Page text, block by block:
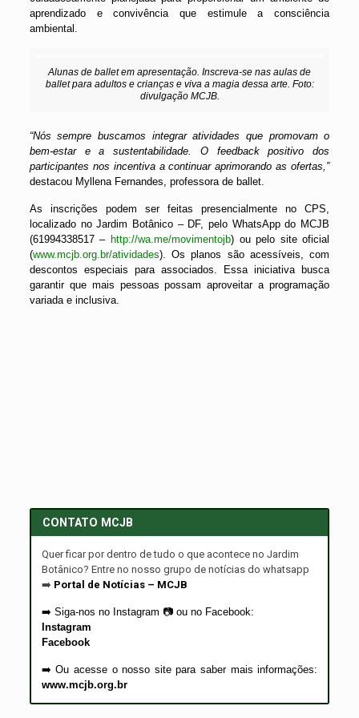
aprendizado e convivência que estimule a consciência
ambiental.
Alunas de ballet em apresentação. Inscreva-se nas aulas de
ballet para adultos e crianças e viva a magia dessa arte. Foto:
divulgação MCJB.
“Nós sempre buscamos integrar atividades que promovam o
bem-estar e a sustentabilidade. O feedback positivo dos
participantes nos incentiva a continuar aprimorando as ofertas,”
destacou Myllena Fernandes, professora de ballet.
As inscrições podem ser feitas presencialmente no CPS,
localizado no Jardim Botânico – DF, pelo WhatsApp do MCJB
(61994338517 – http://wa.me/movimentojb) ou pelo site oficial
(www.mcjb.org.br/atividades). Os planos são acessíveis, com
descontos especiais para associados. Essa iniciativa busca
garantir que mais pessoas possam aproveitar a programação
variada e inclusiva.
CONTATO MCJB
Quer ficar por dentro de tudo o que acontece no Jardim
Botânico? Entre no nosso grupo de notícias do whatsapp
➡️ Portal de Notícias – MCJB
➡️ Siga-nos no Instagram 📷 ou no Facebook:
Instagram
Facebook
➡️ Ou acesse o nosso site para saber mais informações:
www.mcjb.org.br